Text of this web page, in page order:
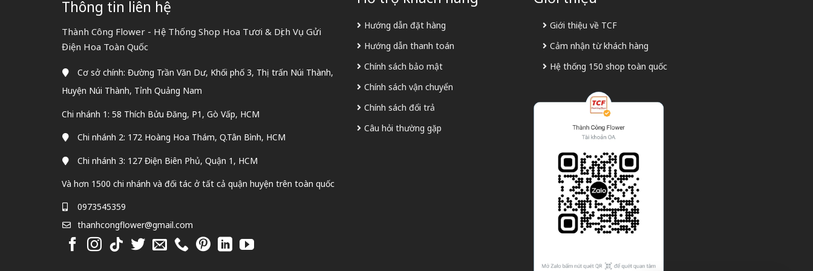
Thông tin liên hệ
Thành Công Flower - Hệ Thống Shop Hoa Tươi & Dịch Vụ Gửi
Điện Hoa Toàn Quốc
Cơ sở chính: Đường Trần Văn Dư, Khối phố 3, Thị trấn Núi Thành,
Huyện Núi Thành, Tỉnh Quảng Nam
Chi nhánh 1: 58 Thích Bửu Đăng, P1, Gò Vấp, HCM
Chi nhánh 2: 172 Hoàng Hoa Thám, Q.Tân Bình, HCM
Chi nhánh 3: 127 Điện Biên Phủ, Quận 1, HCM
Và hơn 1500 chi nhánh và đối tác ở tất cả quận huyện trên toàn quốc
0973545359
thanhcongflower@gmail.com
Hướng dẫn đặt hàng
Hướng dẫn thanh toán
Chính sách bảo mật
Chính sách vận chuyển
Chính sách đổi trả
Câu hỏi thường gặp
Giới thiệu về TCF
Cảm nhận từ khách hàng
Hệ thống 150 shop toàn quốc